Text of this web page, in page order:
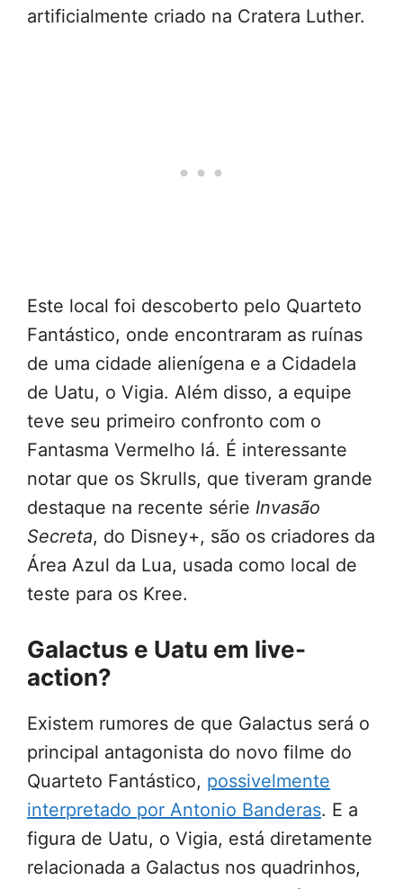
artificialmente criado na Cratera Luther.
Este local foi descoberto pelo Quarteto
Fantástico, onde encontraram as ruínas
de uma cidade alienígena e a Cidadela
de Uatu, o Vigia. Além disso, a equipe
teve seu primeiro confronto com o
Fantasma Vermelho lá. É interessante
notar que os Skrulls, que tiveram grande
destaque na recente série Invasão
Secreta, do Disney+, são os criadores da
Área Azul da Lua, usada como local de
teste para os Kree.
Galactus e Uatu em live-
action?
Existem rumores de que Galactus será o
principal antagonista do novo filme do
Quarteto Fantástico, possivelmente
interpretado por Antonio Banderas. E a
figura de Uatu, o Vigia, está diretamente
relacionada a Galactus nos quadrinhos,